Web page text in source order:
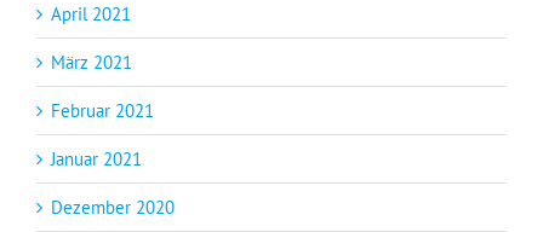
April 2021
März 2021
Februar 2021
Januar 2021
Dezember 2020